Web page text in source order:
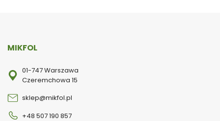
MIKFOL
01-747 Warszawa
Czeremchowa 15
sklep@mikfol.pl
+48 507 190 857